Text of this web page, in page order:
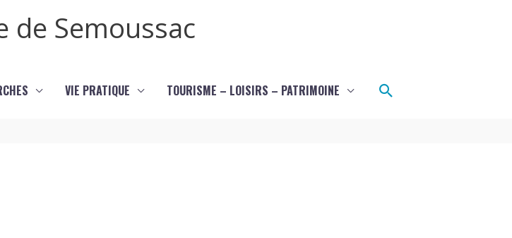
de Semoussac
VIE PRATIQUE TOURISME – LOISIRS – PATRIMOINE Rechercher